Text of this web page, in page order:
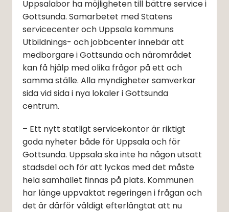
Uppsalabor ha möjligheten till bättre service i
Gottsunda. Samarbetet med Statens
servicecenter och Uppsala kommuns
Utbildnings- och jobbcenter innebär att
medborgare i Gottsunda och närområdet
kan få hjälp med olika frågor på ett och
samma ställe. Alla myndigheter samverkar
sida vid sida i nya lokaler i Gottsunda
centrum.
– Ett nytt statligt servicekontor är riktigt
goda nyheter både för Uppsala och för
Gottsunda. Uppsala ska inte ha någon utsatt
stadsdel och för att lyckas med det måste
hela samhället finnas på plats. Kommunen
har länge uppvaktat regeringen i frågan och
det är därför väldigt efterlängtat att nu